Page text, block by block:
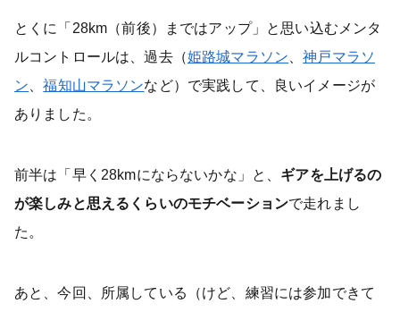
とくに「28km（前後）まではアップ」と思い込むメンタ
ルコントロールは、過去（姫路城マラソン 、神戸マラソ
ン 、福知山マラソンなど）で実践して、良いイメージが
ありました。
前半は「早く28kmにならないかな」と、 ギアを上げるの
が楽しみと思えるくらいのモチベーションで走れまし
た。
あと、今回、所属している（けど、練習には参加できて